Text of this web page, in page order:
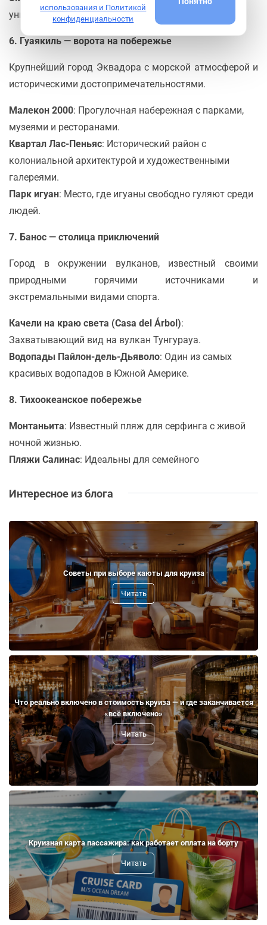
уникальный опыт проживания в сердце природы.
6. Гуаякиль — ворота на побережье
Крупнейший город Эквадора с морской атмосферой и
историческими достопримечательностями.
Малекон 2000: Прогулочная набережная с парками,
музеями и ресторанами.
Квартал Лас-Пеньяс: Исторический район с
колониальной архитектурой и художественными
галереями.
Парк игуан: Место, где игуаны свободно гуляют среди
людей.
7. Банос — столица приключений
Город в окружении вулканов, известный своими
природными горячими источниками и
экстремальными видами спорта.
Качели на краю света (Casa del Árbol):
Захватывающий вид на вулкан Тунгурауа.
Водопады Пайлон-дель-Дьяволо: Один из самых
красивых водопадов в Южной Америке.
8. Тихоокеанское побережье
Монтаньита: Известный пляж для серфинга с живой
ночной жизнью.
Пляжи Салинас: Идеальны для семейного
Интересное из блога
Советы при выборе каюты для круиза
Читать
Что реально включено в стоимость круиза — и где заканчивается
«всё включено»
Читать
Круизная карта пассажира: как работает оплата на борту
Читать
использования и Политикой
конфиденциальности